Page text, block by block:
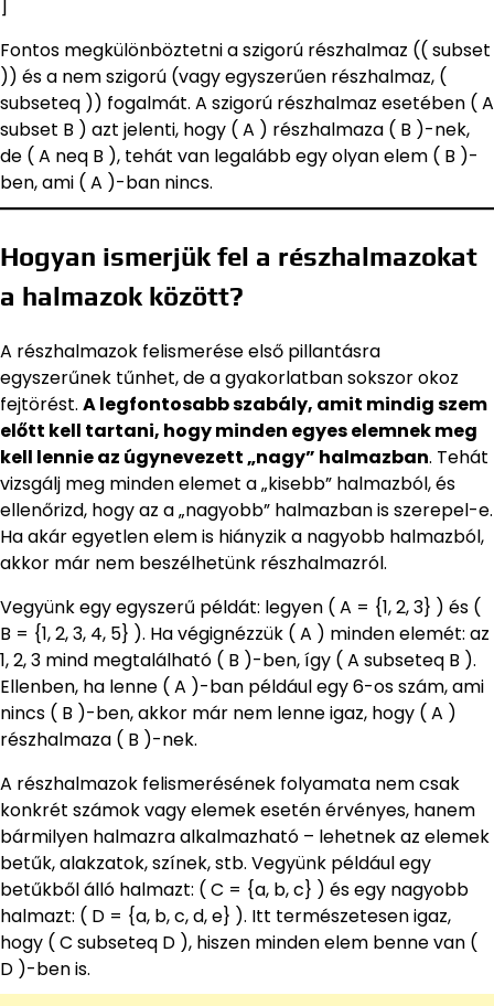
Fontos megkülönböztetni a szigorú részhalmaz (( subset
)) és a nem szigorú (vagy egyszerűen részhalmaz, (
subseteq )) fogalmát. A szigorú részhalmaz esetében ( A
subset B ) azt jelenti, hogy ( A ) részhalmaza ( B )-nek,
de ( A neq B ), tehát van legalább egy olyan elem ( B )-
ben, ami ( A )-ban nincs.
Hogyan ismerjük fel a részhalmazokat
a halmazok között?
A részhalmazok felismerése első pillantásra
egyszerűnek tűnhet, de a gyakorlatban sokszor okoz
fejtörést. A legfontosabb szabály, amit mindig szem
előtt kell tartani, hogy minden egyes elemnek meg
kell lennie az úgynevezett „nagy” halmazban. Tehát
vizsgálj meg minden elemet a „kisebb” halmazból, és
ellenőrizd, hogy az a „nagyobb” halmazban is szerepel-e.
Ha akár egyetlen elem is hiányzik a nagyobb halmazból,
akkor már nem beszélhetünk részhalmazról.
Vegyünk egy egyszerű példát: legyen ( A = {1, 2, 3} ) és (
B = {1, 2, 3, 4, 5} ). Ha végignézzük ( A ) minden elemét: az
1, 2, 3 mind megtalálható ( B )-ben, így ( A subseteq B ).
Ellenben, ha lenne ( A )-ban például egy 6-os szám, ami
nincs ( B )-ben, akkor már nem lenne igaz, hogy ( A )
részhalmaza ( B )-nek.
A részhalmazok felismerésének folyamata nem csak
konkrét számok vagy elemek esetén érvényes, hanem
bármilyen halmazra alkalmazható – lehetnek az elemek
betűk, alakzatok, színek, stb. Vegyünk például egy
betűkből álló halmazt: ( C = {a, b, c} ) és egy nagyobb
halmazt: ( D = {a, b, c, d, e} ). Itt természetesen igaz,
hogy ( C subseteq D ), hiszen minden elem benne van (
D )-ben is.